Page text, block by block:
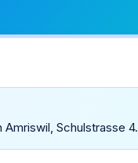
Amriswil, Schulstrasse 4.